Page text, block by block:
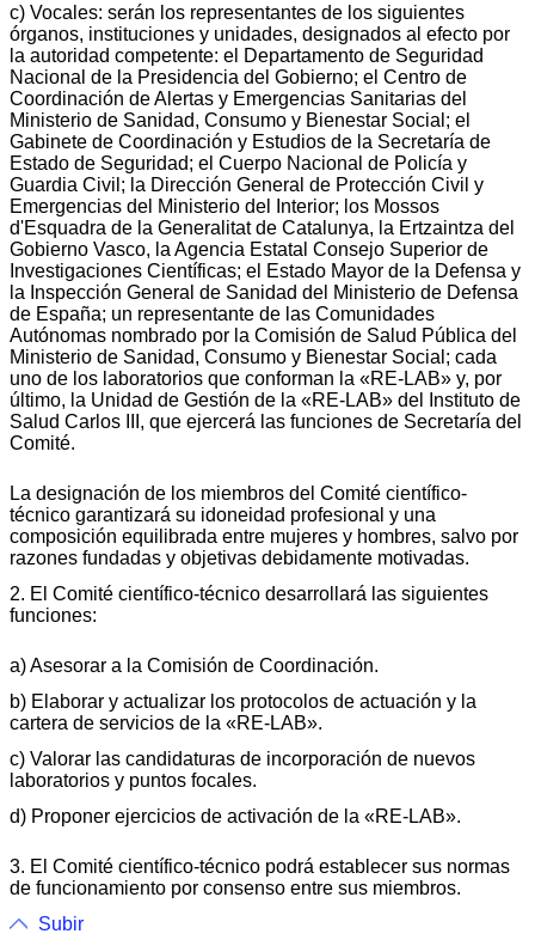
c) Vocales: serán los representantes de los siguientes
órganos, instituciones y unidades, designados al efecto por
la autoridad competente: el Departamento de Seguridad
Nacional de la Presidencia del Gobierno; el Centro de
Coordinación de Alertas y Emergencias Sanitarias del
Ministerio de Sanidad, Consumo y Bienestar Social; el
Gabinete de Coordinación y Estudios de la Secretaría de
Estado de Seguridad; el Cuerpo Nacional de Policía y
Guardia Civil; la Dirección General de Protección Civil y
Emergencias del Ministerio del Interior; los Mossos
d'Esquadra de la Generalitat de Catalunya, la Ertzaintza del
Gobierno Vasco, la Agencia Estatal Consejo Superior de
Investigaciones Científicas; el Estado Mayor de la Defensa y
la Inspección General de Sanidad del Ministerio de Defensa
de España; un representante de las Comunidades
Autónomas nombrado por la Comisión de Salud Pública del
Ministerio de Sanidad, Consumo y Bienestar Social; cada
uno de los laboratorios que conforman la «RE-LAB» y, por
último, la Unidad de Gestión de la «RE-LAB» del Instituto de
Salud Carlos III, que ejercerá las funciones de Secretaría del
Comité.
La designación de los miembros del Comité científico-
técnico garantizará su idoneidad profesional y una
composición equilibrada entre mujeres y hombres, salvo por
razones fundadas y objetivas debidamente motivadas.
2. El Comité científico-técnico desarrollará las siguientes
funciones:
a) Asesorar a la Comisión de Coordinación.
b) Elaborar y actualizar los protocolos de actuación y la
cartera de servicios de la «RE-LAB».
c) Valorar las candidaturas de incorporación de nuevos
laboratorios y puntos focales.
d) Proponer ejercicios de activación de la «RE-LAB».
3. El Comité científico-técnico podrá establecer sus normas
de funcionamiento por consenso entre sus miembros.
Subir